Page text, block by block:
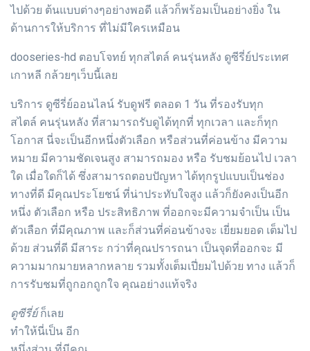
ไปด้วย ต้นแบบต่างๆอย่างพอดี แล้วก็พร้อมเป็นอย่างยิ่ง ใน
ด้านการให้บริการ ที่ไม่มีใครเหมือน
dooseries-hd ตอบโจทย์ ทุกสไตล์ คนรุ่นหลัง ดูซีรี่ย์ประเทศ
เกาหลี กล้วยๆเว็บนี้เลย
บริการ ดูซีรี่ย์ออนไลน์ รับดูฟรี ตลอด 1 วัน ที่รองรับทุก
สไตล์ คนรุ่นหลัง ที่สามารถรับดูได้ทุกที่ ทุกเวลา และก็ทุก
โอกาส นี่จะเป็นอีกหนึ่งตัวเลือก หรือส่วนที่ค่อนข้าง มีความ
หมาย มีความชัดเจนสูง สามารถมอง หรือ รับชมย้อนไป เวลา
ใด เมื่อใดก็ได้ ซึ่งสามารถตอบปัญหา ได้ทุกรูปแบบเป็นช่อง
ทางที่ดี มีคุณประโยชน์ ที่น่าประทับใจสูง แล้วก็ยังคงเป็นอีก
หนึ่ง ตัวเลือก หรือ ประสิทธิภาพ ที่ออกจะมีความจำเป็น เป็น
ตัวเลือก ที่มีคุณภาพ และก็ส่วนที่ค่อนข้างจะ เยี่ยมยอด เต็มไป
ด้วย ส่วนที่ดี มีสาระ กว่าที่คุณปรารถนา เป็นจุดที่ออกจะ มี
ความมากมายหลากหลาย รวมทั้งเต็มเปี่ยมไปด้วย ทาง แล้วก็
การรับชมที่ถูกอกถูกใจ คุณอย่างแท้จริง
ดูซีรี่ย์ก็เลย
ทำให้นี่เป็น อีก